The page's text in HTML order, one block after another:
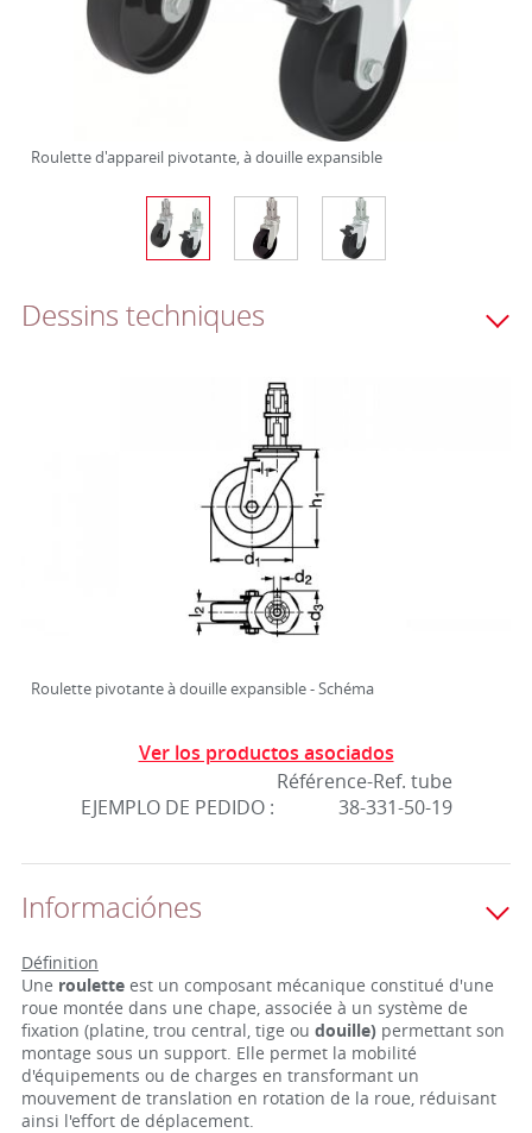
Roulette d'appareil pivotante, à douille expansible
Dessins techniques
Roulette pivotante à douille expansible - Schéma
Ver los productos asociados
EJEMPLO DE PEDIDO :
Référence-Ref. tube
38-331-50-19
Informaciónes
Définition
Une rouletteest un composant mécanique constitué d'une
roue montée dans une chape, associée à un système de
fixation (platine, trou central, tige ou douille)permettant son
montage sous un support. Elle permet la mobilité
d'équipements ou de charges en transformant un
mouvement de translation en rotation de la roue, réduisant
ainsi l'effort de déplacement.